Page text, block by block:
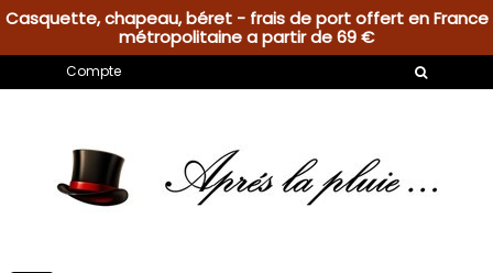
Casquette, chapeau, béret - frais de port offert en France
métropolitaine a partir de 69 €
Compte